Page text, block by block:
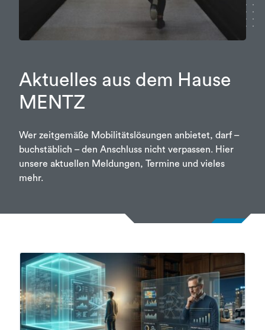
Aktuelles aus dem Hause
MENTZ
Wer zeitgemäße Mobilitätslösungen anbietet, darf –
buchstäblich – den Anschluss nicht verpassen. Hier
unsere aktuellen Meldungen, Termine und vieles
mehr.